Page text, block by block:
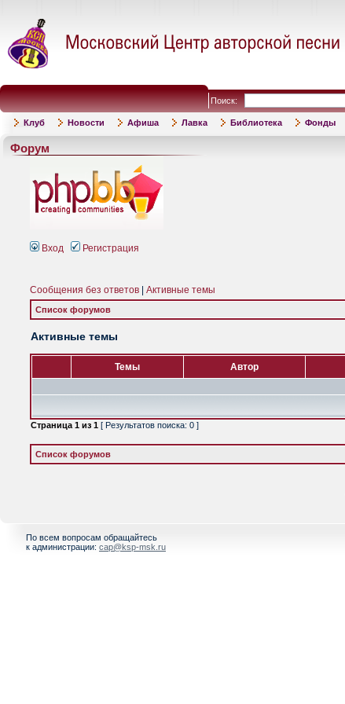
Поиск:
Клуб Новости Афиша Лавка Библиотека Фонды
Форум
Вход Регистрация
Сообщения без ответов Активные темы
Список форумов
Активные темы
Темы Автор
Страница 1 из 1 [ Результатов поиска: 0 ]
Список форумов
По всем вопросам обращайтесь
к администрации: cap@ksp-msk.ru